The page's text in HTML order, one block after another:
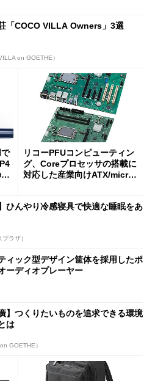
「COCO VILLA Owners」3選
on GOETHE）
リコーPFUコンピューティン
グ、Coreプロセッサの搭載に
対応した産業向けATX/micro
ひんやり冷感寝具で快適な睡眠をあ
ラザ）
ィック型デザイン筐体を採用したポ
ーディオプレーヤー
】つくりたいものを追求できる環境
は
GOETHE）